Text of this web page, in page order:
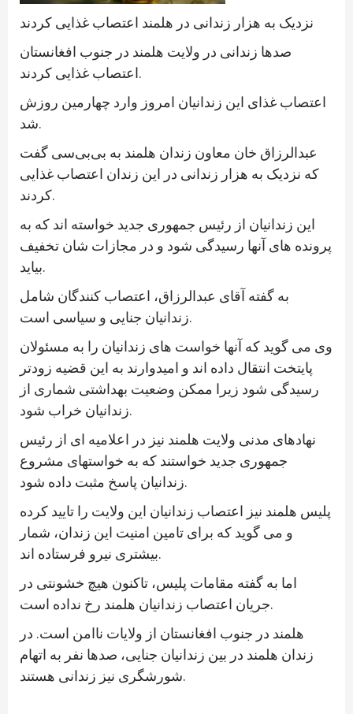
نزدیک به هزار زندانی در هلمند اعتصاب غذایی کردند
صدها زندانی در ولایت هلمند در جنوب افغانستان
اعتصاب غذایی کردند.
اعتصاب غذای این زندانیان امروز وارد چهارمین روزش
شد.
عبدالرزاق خان معاون زندان هلمند به بی‌بی‌سی گفت
که نزدیک به هزار زندانی در این زندان اعتصاب غذایی
کردند.
این زندانیان از رئیس جمهوری جدید خواسته اند که به
پرونده های آنها رسیدگی شود و در مجازات شان تخفیف
بیاید.
به گفته آقای عبدالرزاق، اعتصاب کنندگان شامل
زندانیان جنایی و سیاسی است.
وی می گوید که آنها خواست های زندانیان را به مسئولان
پایتخت انتقال داده اند و امیدوارند به این قضیه زودتر
رسیدگی شود زیرا ممکن وضعیت بهداشتی شماری از
زندانیان خراب شود.
نهادهای مدنی ولایت هلمند نیز در اعلامیه ای از رئیس
جمهوری جدید خواستند که به خواستهای مشروع
زندانیان پاسخ مثبت داده شود.
پلیس هلمند نیز اعتصاب زندانیان این ولایت را تایید کرده
و می گوید که برای تامین امنیت این زندان، شمار
بیشتری نیرو فرستاده اند.
اما به گفته مقامات پلیس، تاکنون هیچ خشونتی در
جریان اعتصاب زندانیان هلمند رخ نداده است.
هلمند در جنوب افغانستان از ولایات ناامن است. در
زندان هلمند در بین زندانیان جنایی، صدها نفر به اتهام
شورشگری نیز زندانی هستند.